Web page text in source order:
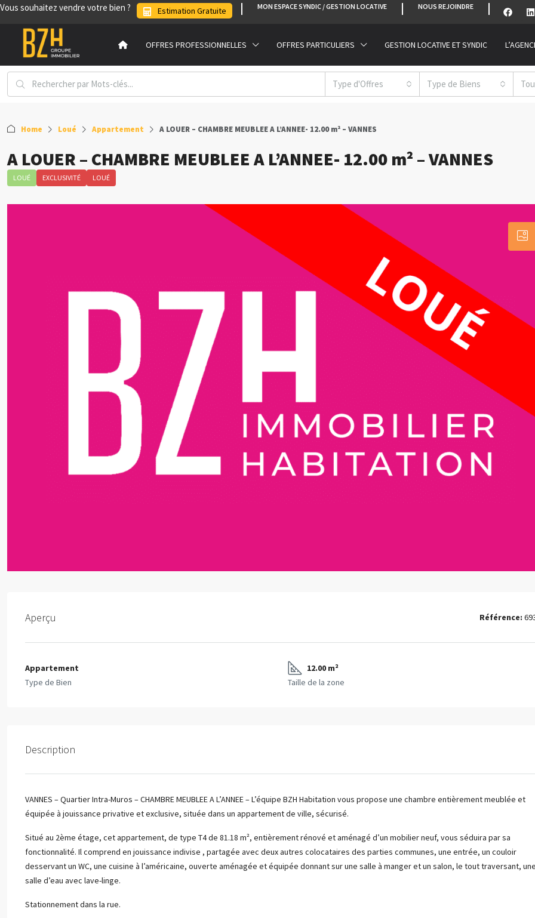
Vous souhaitez vendre votre bien ? Estimation Gratuite MON ESPACE SYNDIC / GESTION LOCATIVE NOUS REJOINDRE
OFFRES PROFESSIONNELLES OFFRES PARTICULIERS GESTION LOCATIVE ET SYNDIC
Type d'Offres Type de Biens
Home Loué Appartement A LOUER – CHAMBRE MEUBLEE A L’ANNEE- 12.00 m² – VANNES
A LOUER – CHAMBRE MEUBLEE A L’ANNEE- 12.00 m² – VANNES
LOUÉ EXCLUSIVITÉ LOUÉ
Aperçu Référence:
Appartement
Type de Bien
12.00 m²
Taille de la zone
Description
VANNES – Quartier Intra-Muros – CHAMBRE MEUBLEE A L’ANNEE – L’équipe BZH Habitation vous propose une chambre entièrement meublée et
équipée à jouissance privative et exclusive, située dans un appartement de ville, sécurisé.
Situé au 2ème étage, cet appartement, de type T4 de 81.18 m², entièrement rénové et aménagé d’un mobilier neuf, vous séduira par sa
fonctionnalité. Il comprend en jouissance indivise , partagée avec deux autres colocataires des parties communes, une entrée, un couloir
desservant un WC, une cuisine à l’américaine, ouverte aménagée et équipée donnant sur une salle à manger et un salon, le tout traversant,
salle d’eau avec lave-linge.
Stationnement dans la rue.